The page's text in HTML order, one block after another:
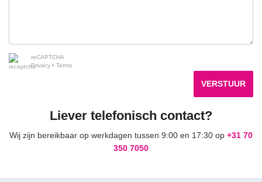
reCAPTCHA
Privacy • Terms
VERSTUUR
Liever telefonisch contact?
Wij zijn bereikbaar op werkdagen tussen 9:00 en 17:30 op +31 70
350 7050